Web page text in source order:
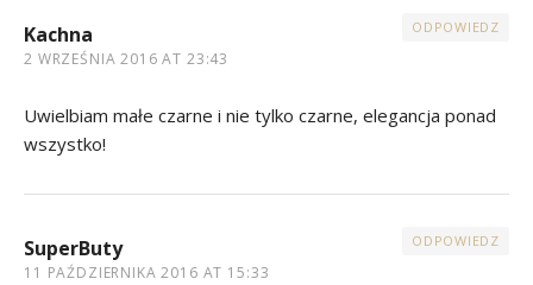
Kachna
2 WRZEŚNIA 2016 AT 23:43
ODPOWIEDZ
Uwielbiam małe czarne i nie tylko czarne, elegancja ponad
wszystko!
SuperButy
11 PAŹDZIERNIKA 2016 AT 15:33
ODPOWIEDZ